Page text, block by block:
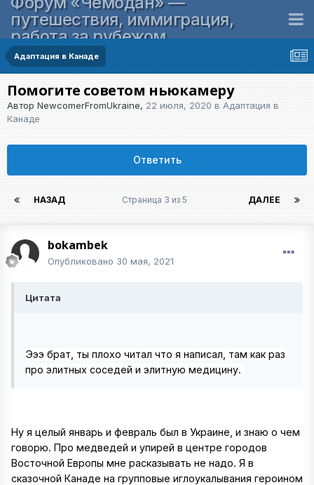
путешествия, иммиграция,
работа за рубежом
Адаптация в Канаде
Помогите советом ньюкамеру
Автор NewcomerFromUkraine, 22 июля, 2020 в Адаптация в
Канаде
Ответить
НАЗАД ДАЛЕЕ
Страница 3 из 5
bokambek
Опубликовано 30 мая, 2021
Цитата
Эээ брат, ты плохо читал что я написал, там как раз
про элитных соседей и элитную медицину.
Ну я целый январь и февраль был в Украине, и знаю о чем
говорю. Про медведей и упирей в центре городов
Восточной Европы мне расказывать не надо. Я в
сказочной Канаде на групповые иглоукалывания героином